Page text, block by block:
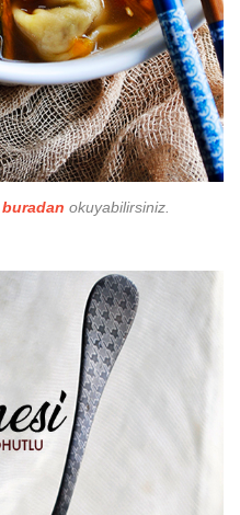
buradan okuyabilirsiniz.